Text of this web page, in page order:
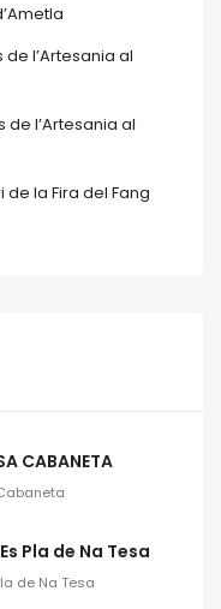
de l’Artesania al
de l’Artesania al
de la Fira del Fang
CABANETA
Pla de Na Tesa
de Na Tesa